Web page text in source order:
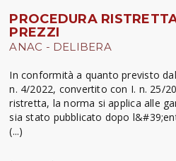
PROCEDURA
PREZZI
ANAC - DELIBERA
In conformità a quanto previsto
n. 4/2022, convertito con I. n. 25/
ristretta, la norma si applica alle
sia stato pubblicato dopo
(...)